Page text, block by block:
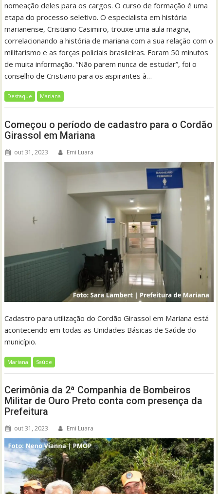
nomeação deles para os cargos. O curso de formação é uma
etapa do processo seletivo. O especialista em história
marianense, Cristiano Casimiro, trouxe uma aula magna,
correlacionando a história de mariana com a sua relação com o
militarismo e as forças policiais brasileiras. Foram 50 minutos
de muita informação. “Não parem nunca de estudar”, foi o
conselho de Cristiano para os aspirantes à…
Destaque Mariana
Começou o período de cadastro para o Cordão
Girassol em Mariana
out 31, 2023 Emi Luara
Cadastro para utilização do Cordão Girassol em Mariana está
acontecendo em todas as Unidades Básicas de Saúde do
município.
Mariana Saúde
Cerimônia da 2ª Companhia de Bombeiros
Militar de Ouro Preto conta com presença da
Prefeitura
out 31, 2023 Emi Luara